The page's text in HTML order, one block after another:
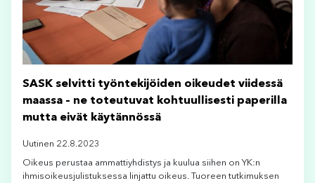
SASK selvitti työntekijöiden oikeudet viidessä
maassa – ne toteutuvat kohtuullisesti paperilla
mutta eivät käytännössä
Uutinen 22.8.2023
Oikeus perustaa ammattiyhdistys ja kuulua siihen on YK:n
ihmisoikeusjulistuksessa linjattu oikeus. Tuoreen tutkimuksen